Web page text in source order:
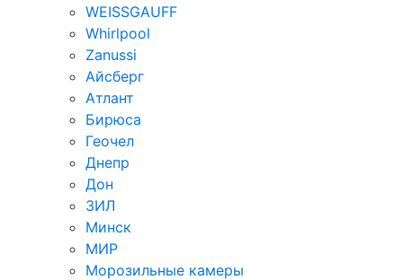
WEISSGAUFF
Whirlpool
Zanussi
Айсберг
Атлант
Бирюса
Геочел
Днепр
Дон
ЗИЛ
Минск
МИР
Морозильные камеры